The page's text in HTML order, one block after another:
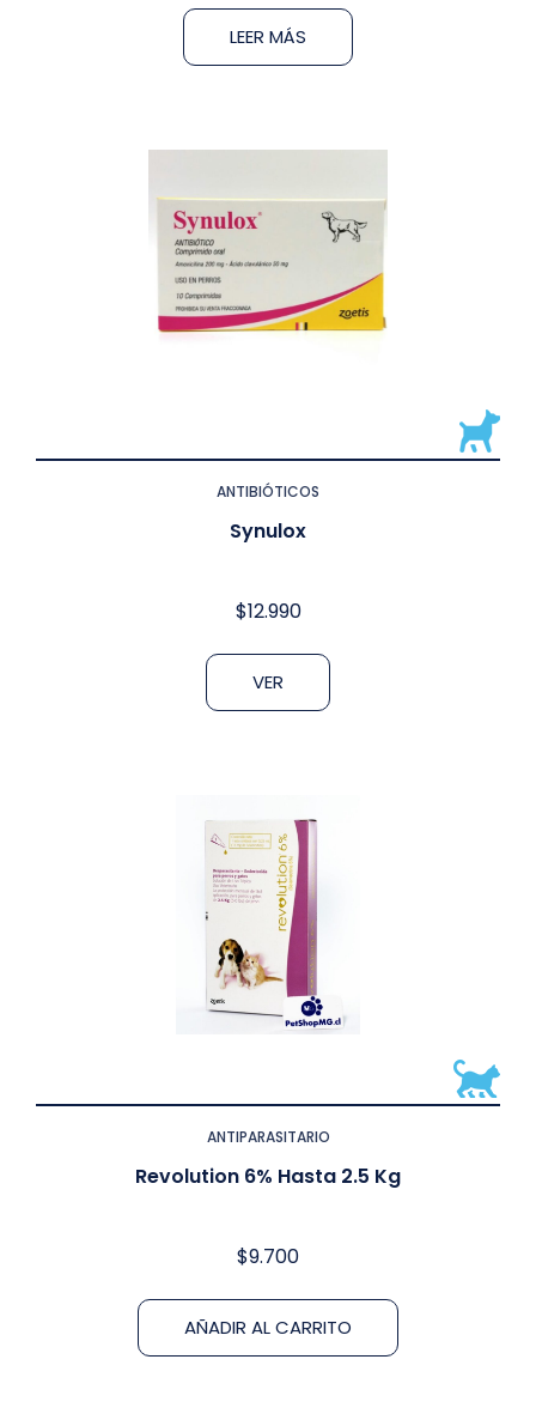
LEER MÁS
ANTIBIÓTICOS
Synulox
$12.990
VER
ANTIPARASITARIO
Revolution 6% Hasta 2.5 Kg
$9.700
AÑADIR AL CARRITO